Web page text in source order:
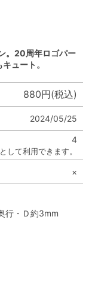
。20周年ロゴパー
ュート。
880円(税込)
2024/05/25
4
して利用できます。
×
行・Ｄ約3mm